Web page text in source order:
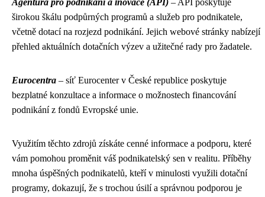
Agentura pro podnikání a inovace (API) – API poskytuje
širokou škálu podpůrných programů a služeb pro podnikatele,
včetně dotací na rozjezd podnikání. Jejich webové stránky nabízejí
přehled aktuálních dotačních výzev a užitečné rady pro žadatele.
Eurocentra – síť Eurocenter v České republice poskytuje
bezplatné konzultace a informace o možnostech financování
podnikání z fondů Evropské unie.
Využitím těchto zdrojů získáte cenné informace a podporu, které
vám pomohou proměnit váš podnikatelský sen v realitu. Příběhy
mnoha úspěšných podnikatelů, kteří v minulosti využili dotační
programy, dokazují, že s trochou úsilí a správnou podporou je